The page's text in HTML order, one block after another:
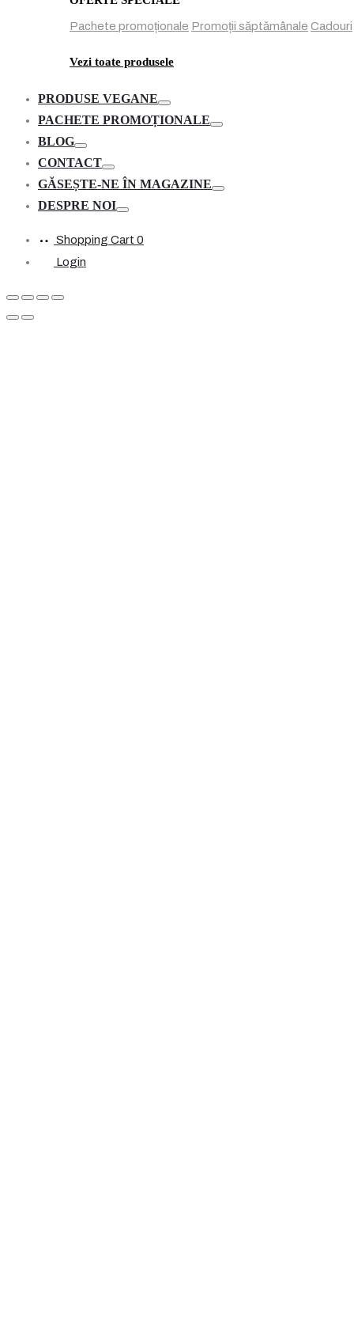
Pachete promoționale Promoții săptămânale Cadouri
Vezi toate produsele
PRODUSE VEGANE
PACHETE PROMOȚIONALE
BLOG
CONTACT
Toggle
GĂSEȘTE-NE ÎN MAGAZINE
DESPRE NOI
Shopping Cart 0
Login